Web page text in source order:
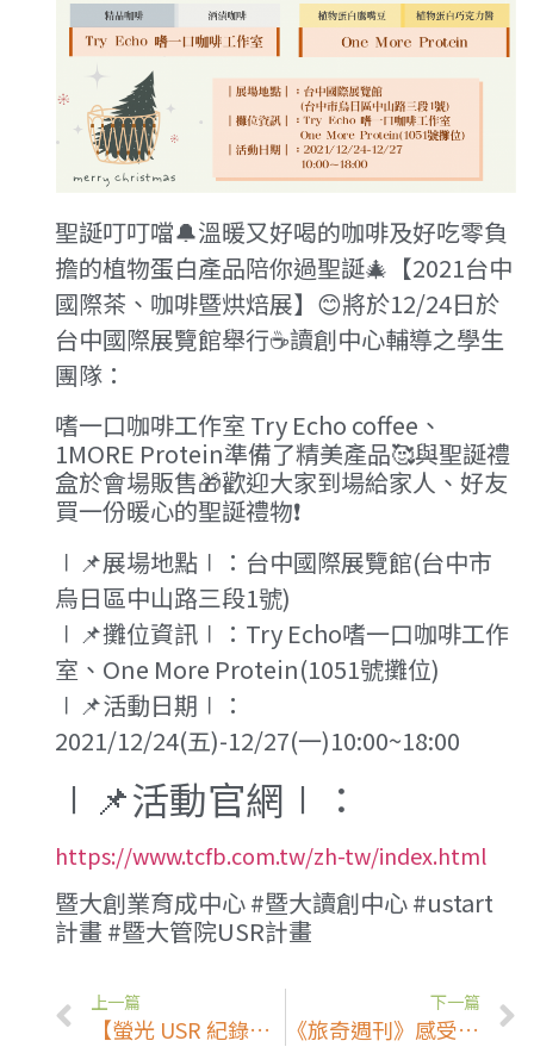
聖誕叮叮噹🔔溫暖又好喝的咖啡及好吃零負
擔的植物蛋白產品陪你過聖誕🎄【2021台中
國際茶、咖啡暨烘焙展】😊將於12/24日於
台中國際展覽館舉行☕️讀創中心輔導之學生
團隊：
嗜一口咖啡工作室 Try Echo coffee、
1MORE Protein準備了精美產品🥰與聖誕禮
盒於會場販售🎁歡迎大家到場給家人、好友
買一份暖心的聖誕禮物❗️
∣📌展場地點∣：台中國際展覽館(台中市
烏日區中山路三段1號)
∣📌攤位資訊∣：Try Echo嗜一口咖啡工作
室、One More Protein(1051號攤位)
∣📌活動日期∣：
2021/12/24(五)-12/27(一)10:00~18:00
∣📌活動官網∣：
https://www.tcfb.com.tw/zh-tw/index.html
暨大創業育成中心 #暨大讀創中心 #ustart
計畫 #暨大管院USR計畫
上一篇
【螢光 USR 紀錄片影展】藍色的熊《追尋「驛站」．布農文物探索之旅》
下一篇
《旅奇週刊》感受合歡山國際暗空公園的夜美